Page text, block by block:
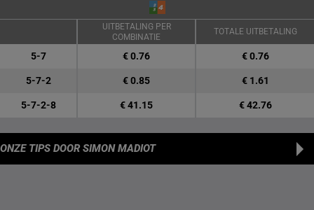
UITBETALING PER
COMBINATIE
TOTALE UITBETALING
5-7 € 0.76 € 0.76
5-7-2 € 0.85 € 1.61
5-7-2-8 € 41.15 € 42.76
ONZE TIPS DOOR SIMON MADIOT